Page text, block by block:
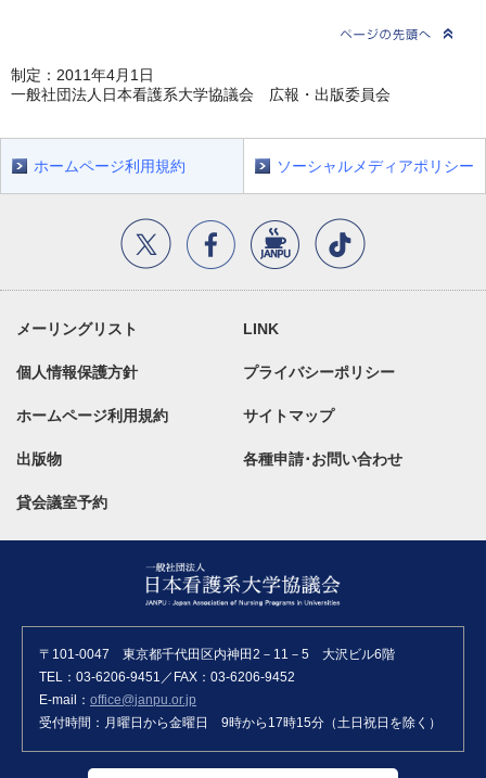
制定：2011年4月1日
一般社団法人日本看護系大学協議会 広報・出版委員会
ホームページ利用規約 ソーシャルメディアポリシー
メーリングリスト LINK
個人情報保護方針 プライバシーポリシー
ホームページ利用規約 サイトマップ
出版物 各種申請･お問い合わせ
貸会議室予約
〒101-0047 東京都千代田区内神田2－11－5 大沢ビル6階
TEL：03-6206-9451／FAX：03-6206-9452
E-mail： office@janpu.or.jp
受付時間：月曜日から金曜日 9時から17時15分（土日祝日を除く）